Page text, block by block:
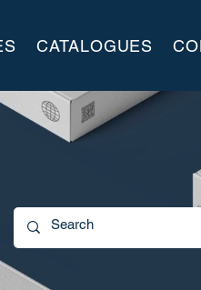
CATALOGUES